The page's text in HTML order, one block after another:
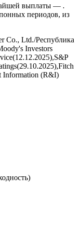
Nuclear Power
по
выплаты — .
периодов, из
Ltd./Республика
Investors
Information (R&I)